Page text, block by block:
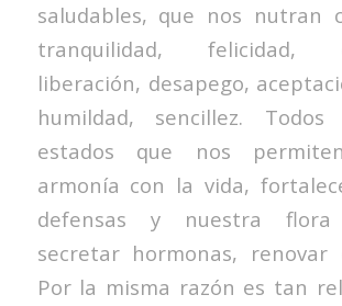
saludables, que nos nutran
tranquilidad, felicidad,
liberación, desapego,
humildad, sencillez.
estados que nos
armonía con la vida,
defensas y nuestra flora
secretar hormonas, renovar
Por la misma razón es tan